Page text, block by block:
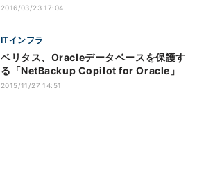
2016/03/23 17:04
ITインフラ
ベリタス、Oracleデータベースを保護す
る「NetBackup Copilot for Oracle」
2015/11/27 14:51